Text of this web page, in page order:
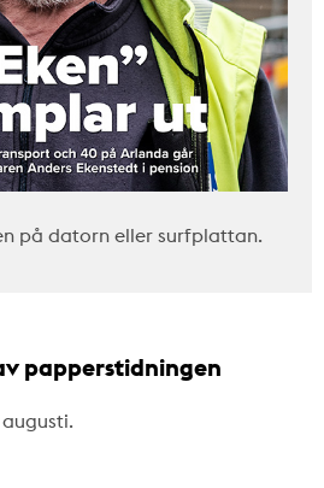
på datorn eller surfplattan.
papperstidningen